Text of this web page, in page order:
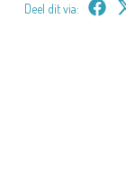
Deel dit via: